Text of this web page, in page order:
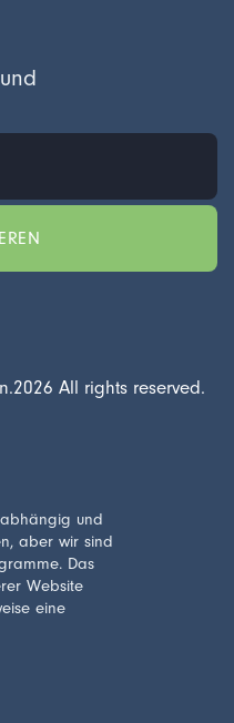
2026 All rights reserved.
und
aber wir sind
Das
Website
eine